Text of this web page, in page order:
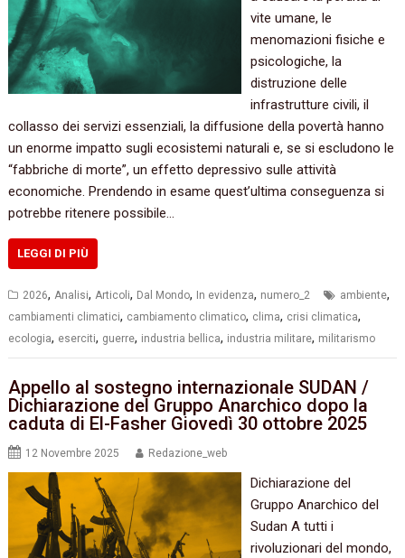
vite umane, le
menomazioni fisiche e
psicologiche, la
distruzione delle
infrastrutture civili, il
collasso dei servizi essenziali, la diffusione della povertà hanno
un enorme impatto sugli ecosistemi naturali e, se si escludono le
“fabbriche di morte”, un effetto depressivo sulle attività
economiche. Prendendo in esame quest’ultima conseguenza si
potrebbe ritenere possibile…
LEGGI DI PIÙ
2026, Analisi, Articoli, Dal Mondo, In evidenza, numero_2 ambiente,
cambiamenti climatici, cambiamento climatico, clima, crisi climatica,
ecologia, eserciti, guerre, industria bellica, industria militare, militarismo
Appello al sostegno internazionale SUDAN /
Dichiarazione del Gruppo Anarchico dopo la
caduta di El-Fasher Giovedì 30 ottobre 2025
12 Novembre 2025 Redazione_web
Dichiarazione del
Gruppo Anarchico del
Sudan A tutti i
rivoluzionari del mondo,